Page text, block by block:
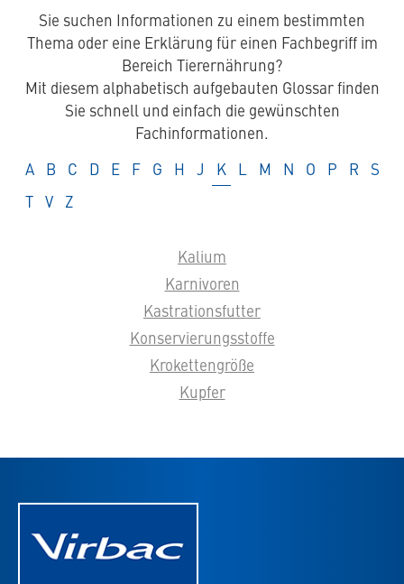
Sie suchen Informationen zu einem bestimmten
Thema oder eine Erklärung für einen Fachbegriff im
Bereich Tierernährung?
Mit diesem alphabetisch aufgebauten Glossar finden
Sie schnell und einfach die gewünschten
Fachinformationen.
Glossar
A Glossar
B Glossar
C Glossar
D Glossar
E Glossar
F Glossar
G Glossar
H Glossar
J Glossar
K Glossar
L Glossar
M Glossar
N Glossar
O Glossar
P Glossar
R
S
Glossar
T Glossar
V Glossar
Z
Kalium
Karnivoren
Kastrationsfutter
Konservierungsstoffe
Krokettengröße
Kupfer